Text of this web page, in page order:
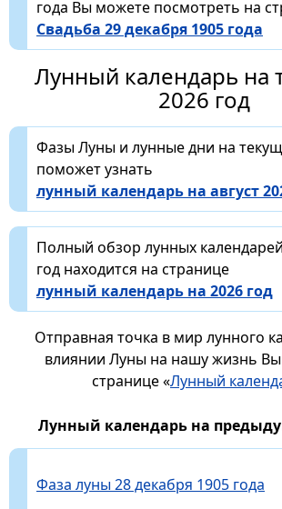
года Вы можете посмотреть на
Свадьба 29 декабря 1905 года
Лунный календарь на
2026 год
Фазы Луны и лунные дни на
поможет узнать
лунный календарь на август
Полный обзор лунных
год находится на странице
лунный календарь на 2026 год
Отправная точка в мир лунного
влиянии Луны на нашу жизнь Вы
странице «Лунный
Лунный календарь на
Фаза луны 28 декабря 1905 года